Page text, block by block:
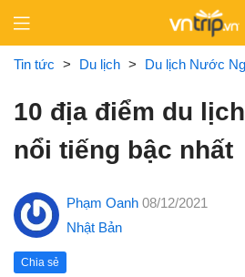
content
Tin tức > Du lịch > Du lịch Nước
10 địa điểm du
nổi tiếng bậc nhất
Phạm Oanh 08/12/2021
Nhật Bản
Chia sẻ